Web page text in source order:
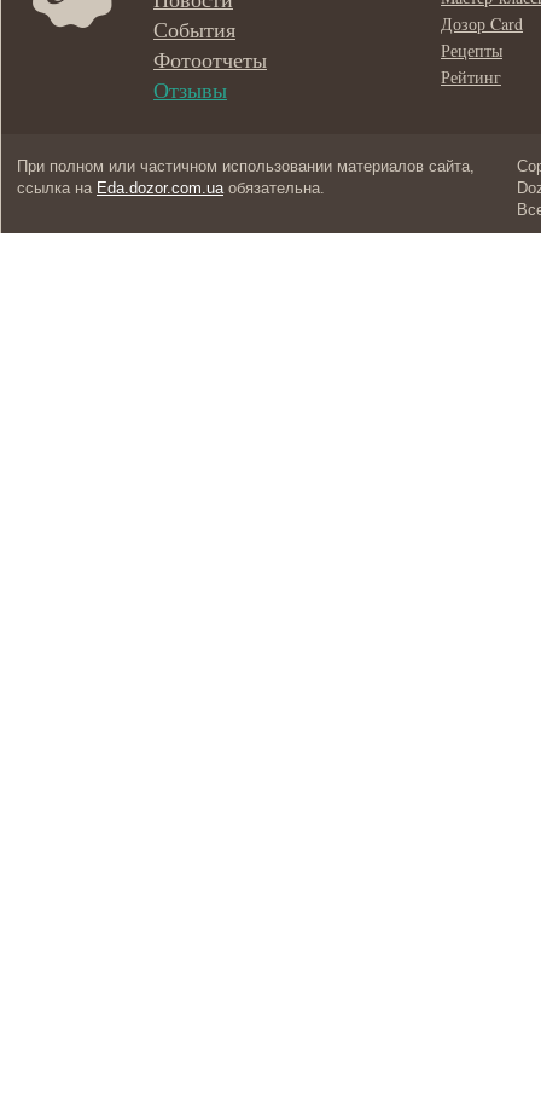
События
Фотоотчеты
Отзывы
Дозор Card
Рецепты
Рейтинг
При полном или частичном использовании материалов сайта,
ссылка на Eda.dozor.com.uaобязательна.